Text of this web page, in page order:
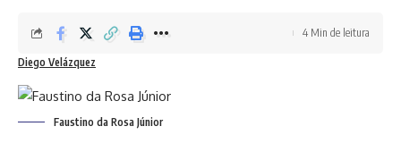
Diego Velázquez
4 Min de leitura
Faustino da Rosa Júnior